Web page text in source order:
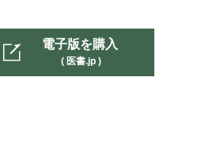
電子版を購入
( 医書.jp )